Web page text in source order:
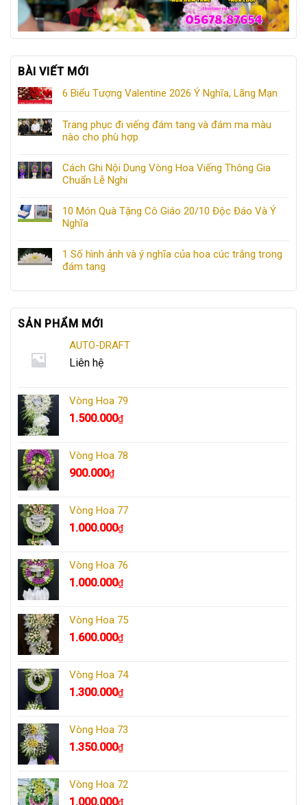
BÀI VIẾT MỚI
6 Biểu Tượng Valentine 2026 Ý Nghĩa, Lãng Mạn
Trang phục đi viếng đám tang và đám ma màu
nào cho phù hợp
Cách Ghi Nội Dung Vòng Hoa Viếng Thông Gia
Chuẩn Lễ Nghi
10 Món Quà Tặng Cô Giáo 20/10 Độc Đáo Và Ý
Nghĩa
1 Số hình ảnh và ý nghĩa của hoa cúc trắng trong
đám tang
SẢN PHẨM MỚI
AUTO-DRAFT
Liên hệ
Vòng Hoa 79
1.500.000₫
Vòng Hoa 78
900.000₫
Vòng Hoa 77
1.000.000₫
Vòng Hoa 76
1.000.000₫
Vòng Hoa 75
1.600.000₫
Vòng Hoa 74
1.300.000₫
Vòng Hoa 73
1.350.000₫
Vòng Hoa 72
1.000.000₫